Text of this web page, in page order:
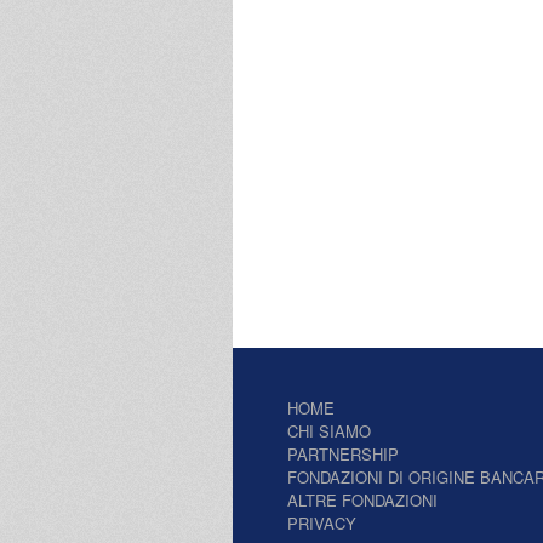
HOME
CHI SIAMO
PARTNERSHIP
FONDAZIONI DI ORIGINE
ALTRE FONDAZIONI
PRIVACY